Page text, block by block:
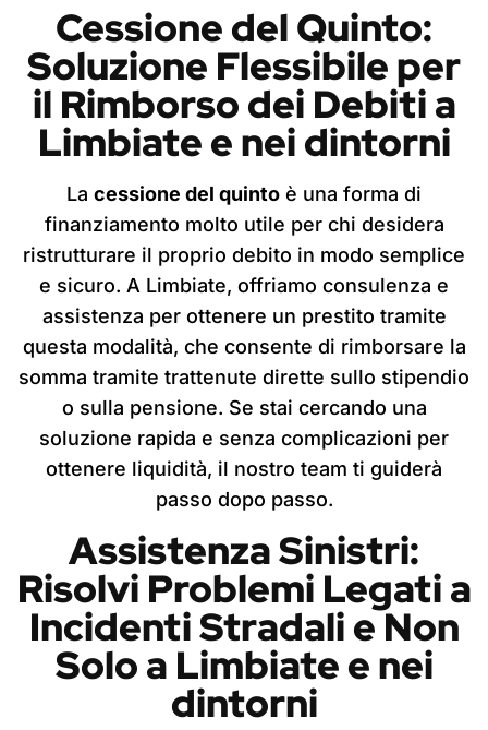
Cessione del Quinto:
Soluzione Flessibile per
il Rimborso dei Debitia
Limbiatee nei dintorni
La cessione del quinto è una forma di
finanziamento molto utile per chi desidera
ristrutturare il proprio debito in modo semplice
e sicuro. A Limbiate, offriamo consulenza e
assistenza per ottenere un prestito tramite
questa modalità, che consente di rimborsare la
somma tramite trattenute dirette sullo stipendio
o sulla pensione. Se stai cercando una
soluzione rapida e senza complicazioni per
ottenere liquidità, il nostro team ti guiderà
passo dopo passo.
Assistenza Sinistri:
Risolvi Problemi Legati a
Incidenti Stradali e Non
Soloa Limbiatee nei
dintorni